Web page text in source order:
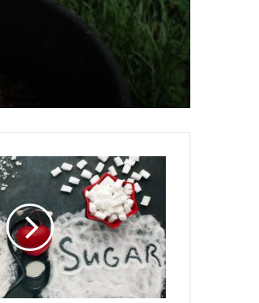
أخطر
على
القلب
..
السكر
أم
الملح
؟